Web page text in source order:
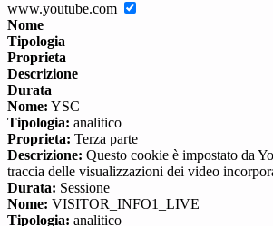
www.youtube.com
Nome
Tipologia
Proprieta
Descrizione
Durata
Nome: YSC
Tipologia: analitico
Proprieta: Terza parte
Descrizione: Questo cookie è impostato da
traccia delle visualizzazioni dei video
Durata: Sessione
Nome: VISITOR_INFO1_LIVE
Tipologia: analitico